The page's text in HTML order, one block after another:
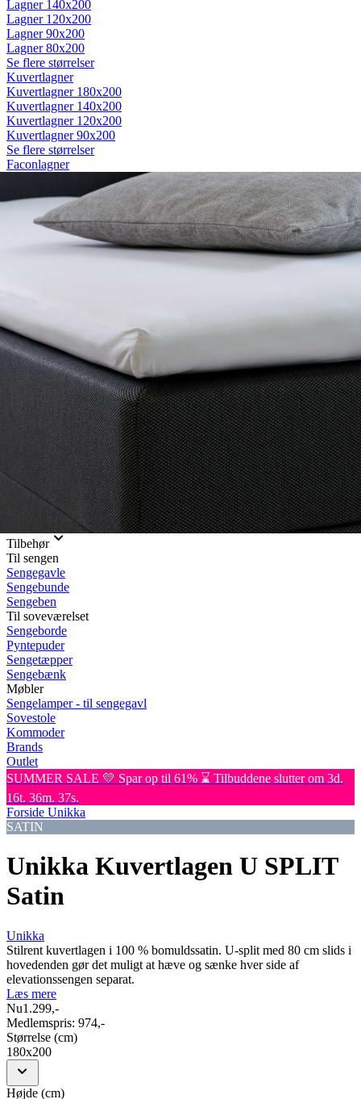
Lagner 140x200
Lagner 120x200
Lagner 90x200
Lagner 80x200
Se flere størrelser
Kuvertlagner
Kuvertlagner 180x200
Kuvertlagner 140x200
Kuvertlagner 120x200
Kuvertlagner 90x200
Se flere størrelser
Faconlagner
Faconlagner 180x200
Faconlagner 140x200
Faconlagner 120x200
Faconlagner 90x200
Se flere størrelser
Øvrige lagner
Vådliggerlagner
Rullemadrasser
Rullemadrasser 180x200
Rullemadrasser 140x200
Rullemadrasser 120x200
Rullemadrasser 90x200
Se flere størrelser
Sovesofaer
Vælg efter størrelse
2-personers sovesofaer
3-personers sovesofaer
Vælg efter funktion
Sovesofaer med opbevaring
Sovesofaer med chaiselong
Tilbehør
Til sengen
Sengegavle
Sengebunde
Sengeben
Til soveværelset
Sengeborde
Pyntepuder
Sengetæpper
Sengebænk
Møbler
Sengelamper - til sengegavl
Sovestole
Kommoder
Brands
Outlet
SUMMER SALE 💛 Spar op til 61% ⌛ Tilbuddene slutter om 3d.
16t. 36m. 37s.
Forside Unikka
SATIN
Unikka Kuvertlagen U SPLIT
Satin
Unikka
Stilrent kuvertlagen i 100 % bomuldssatin. U-split med 80 cm slids i
hovedenden gør det muligt at hæve og sænke hver side af
elevationssengen separat.
Læs mere
Nu1.299,-
Medlemspris: 974,-
Størrelse (cm)
180x200
Højde (cm)